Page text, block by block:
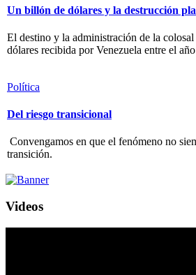
Un billón de dólares y la destrucción
El destino y la administración de la
dólares recibida por Venezuela entre el
Política
Del riesgo transicional
Convengamos en que el fenómeno no
transición.
Videos